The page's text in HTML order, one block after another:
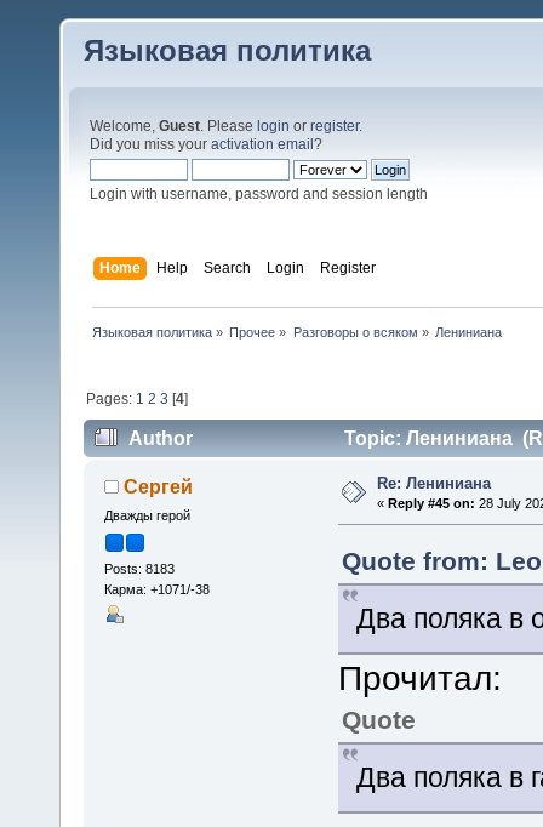
Языковая политика
Welcome, Guest. Please login or register.
Did you miss your activation email ?
Login with username, password and session length
Home Help Search Login Register
Языковая политика» Прочее » Разговоры о всяком » Лениниана
Pages: 1 2 3 [4]
Author Topic: Лениниана
Сергей
Дважды герой
Posts: 8183
Карма: +1071/-38
Re: Лениниана
«Reply #45 on: 28 July
Quote from:
Два поляка в
Прочитал:
Quote
Два поляка в